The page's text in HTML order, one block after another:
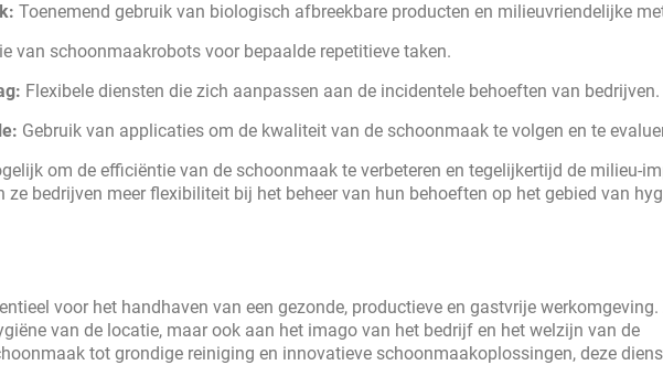
Toenemend gebruik van biologisch afbreekbare producten en milieuvriendelijke
van schoonmaakrobots voor bepaalde repetitieve taken.
Flexibele diensten die zich aanpassen aan de incidentele behoeften van bedrijven.
Gebruik van applicaties om de kwaliteit van de schoonmaak te volgen en te
om de efficiëntie van de schoonmaak te verbeteren en tegelijkertijd de milieu-
ze bedrijven meer flexibiliteit bij het beheer van hun behoeften op het gebied van
voor het handhaven van een gezonde, productieve en gastvrije werkomgeving.
van de locatie, maar ook aan het imago van het bedrijf en het welzijn van de
tot grondige reiniging en innovatieve schoonmaakoplossingen, deze